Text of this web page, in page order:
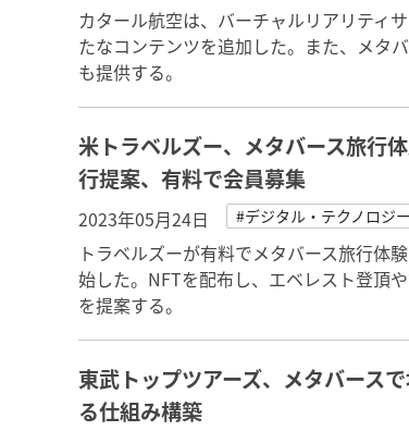
カタール航空は、バーチャルリアリティ
たなコンテンツを追加した。また、メタ
も提供する。
米トラベルズー、メタバース旅行
行提案、有料で会員募集
2023年05月24日 #デジタル・テクノロジー
トラベルズーが有料でメタバース旅行体
始した。NFTを配布し、エベレスト登頂
を提案する。
東武トップツアーズ、メタバース
る仕組み構築